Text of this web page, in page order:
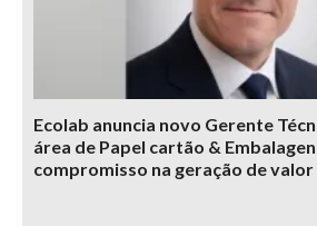
Ecolab anuncia novo Gerente
área de Papel cartão &
compromisso na geração de valor